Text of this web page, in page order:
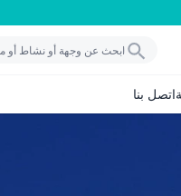
اتصل بنا